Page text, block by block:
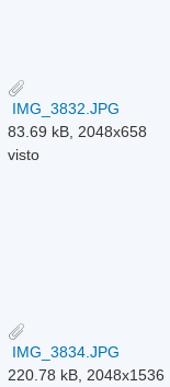
IMG_3832.JPG
83.69 kB, 2048x658
visto
IMG_3834.JPG
220.78 kB, 2048x1536